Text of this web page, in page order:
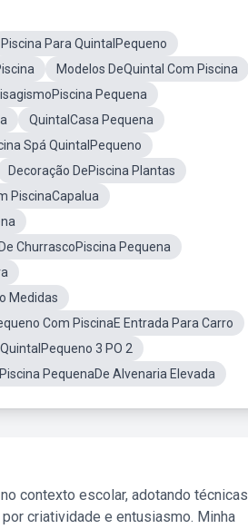
Piscina Para QuintalPequeno
Modelos DeQuintal Com Piscina
Pequena
QuintalCasa Pequena
Spá QuintalPequeno
Decoração DePiscina Plantas
PiscinaCapalua
ChurrascoPiscina Pequena
Medidas
Com PiscinaE Entrada Para Carro
3 PO 2
Piscina PequenaDe Alvenaria Elevada
contexto escolar, adotando técnicas
criatividade e entusiasmo. Minha